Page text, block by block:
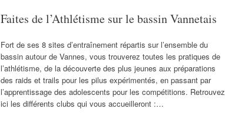
Faites de l’Athlétisme sur le bassin Vannetais
Fort de ses 8 sites d’entraînement répartis sur l’ensemble du
bassin autour de Vannes, vous trouverez toutes les pratiques de
l’athlétisme, de la découverte des plus jeunes aux préparations
des raids et trails pour les pilus expérimentés, en passant par
l’apprentissage des adolescents pour les compétitions. Retrouvez
ici les différents clubs qui vous accueilleront :…